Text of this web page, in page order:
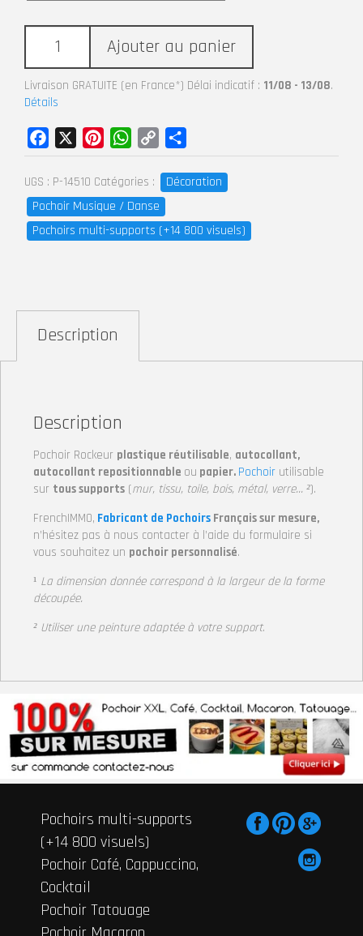
Ajouter au panier
Livraison GRATUITE (en France*) Délai indicatif : 11/08 - 13/08.
Détails
UGS : P-14510 Catégories :
Décoration
Pochoir Musique / Danse
Pochoirs multi-supports (+14 800 visuels)
Facebook PinterestWhatsApp
Copy
Link
Description
Description
Pochoir Rockeur plastique réutilisable, autocollant,
autocollant repositionnable ou papier. Pochoir utilisable
sur tous supports (mur, tissu, toile, bois, métal, verre… ²).
FrenchIMMO, Fabricant de Pochoirs Français sur mesure,
n’hésitez pas à nous contacter à l’aide du formulaire si
vous souhaitez un pochoir personnalisé.
¹ La dimension donnée correspond à la largeur de la forme
découpée.
² Utiliser une peinture adaptée à votre support.
Pochoirs multi-supports
(+14 800 visuels)
Pochoir Café, Cappuccino,
Cocktail
Pochoir Tatouage